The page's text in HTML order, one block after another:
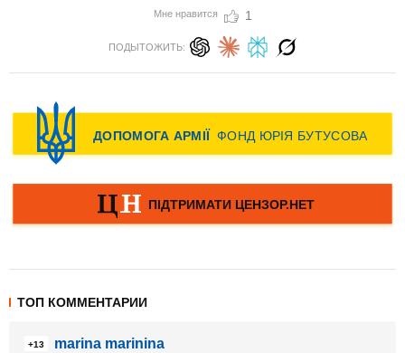
Мне нравится 1
ПОДЫТОЖИТЬ:
ТОП КОММЕНТАРИИ
+13
marina marinina